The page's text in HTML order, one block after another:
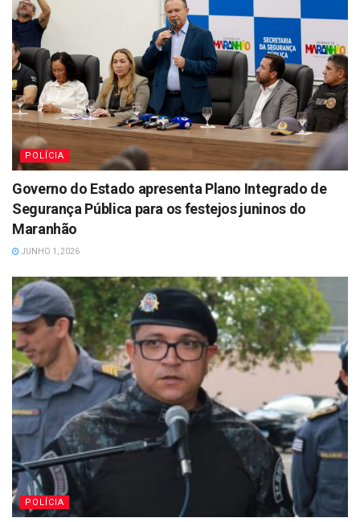
POLÍCIA
Governo do Estado apresenta Plano Integrado de
Segurança Pública para os festejos juninos do
Maranhão
JUNHO 1, 2026
POLÍCIA